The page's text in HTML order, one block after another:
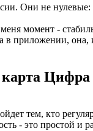
Они не
момент -
в приложении, она,
карта
тем, кто
- это простой и